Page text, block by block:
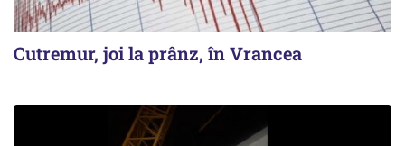
Cutremur, joi la prânz, în Vrancea